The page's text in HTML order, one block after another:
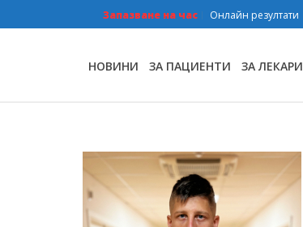
Запазване на час Онлайн резултати
НОВИНИ ЗА ПАЦИЕНТИ ЗА ЛЕКАРИ